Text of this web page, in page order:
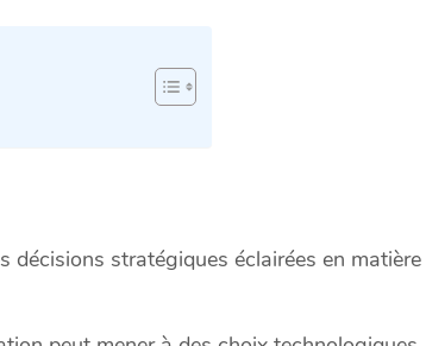
décisions stratégiques éclairées en matière